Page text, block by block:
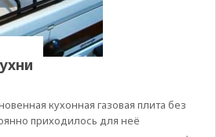
кухонная газовая плита без
приходилось для неё